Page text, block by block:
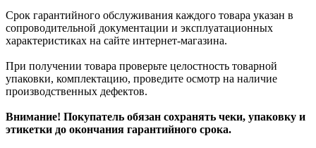
Срок гарантийного обслуживания каждого товара указан в
сопроводительной документации и эксплуатационных
характеристиках на сайте интернет-магазина.
При получении товара проверьте целостность товарной
упаковки, комплектацию, проведите осмотр на наличие
производственных дефектов.
Внимание! Покупатель обязан сохранять чеки, упаковку и
этикетки до окончания гарантийного срока.